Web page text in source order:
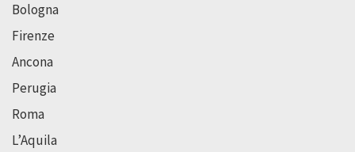
Bologna
Firenze
Ancona
Perugia
Roma
L’Aquila